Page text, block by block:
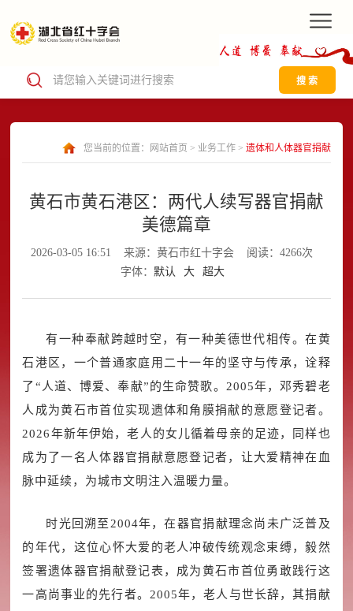
搜 索
您当前的位置： 网站首页 > 业务工作> 遗体和人体器官捐献
黄石市黄石港区：两代人续写器官捐献
美德篇章
2026-03-05 16:51 来源：黄石市红十字会
阅读：4266次
字体： 默认 大 超大
有一种奉献跨越时空，有一种美德世代相传。在黄
石港区，一个普通家庭用二十一年的坚守与传承，诠释
了“人道、博爱、奉献”的生命赞歌。2005年，邓秀碧老
人成为黄石市首位实现遗体和角膜捐献的意愿登记者。
2026年新年伊始，老人的女儿循着母亲的足迹，同样也
成为了一名人体器官捐献意愿登记者，让大爱精神在血
脉中延续，为城市文明注入温暖力量。
时光回溯至2004年，在器官捐献理念尚未广泛普及
的年代，这位心怀大爱的老人冲破传统观念束缚，毅然
签署遗体器官捐献登记表，成为黄石市首位勇敢践行这
一高尚事业的先行者。2005年，老人与世长辞，其捐献